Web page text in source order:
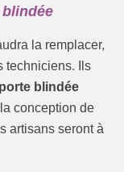
la remplacer,
techniciens. Ils
blindée
conception de
artisans seront à